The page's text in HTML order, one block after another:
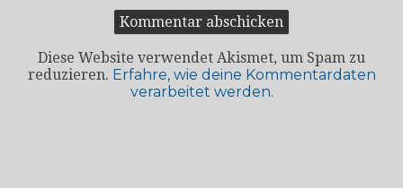
Diese Website verwendet Akismet, um Spam zu
reduzieren. Erfahre, wie deine Kommentardaten
verarbeitet werden.